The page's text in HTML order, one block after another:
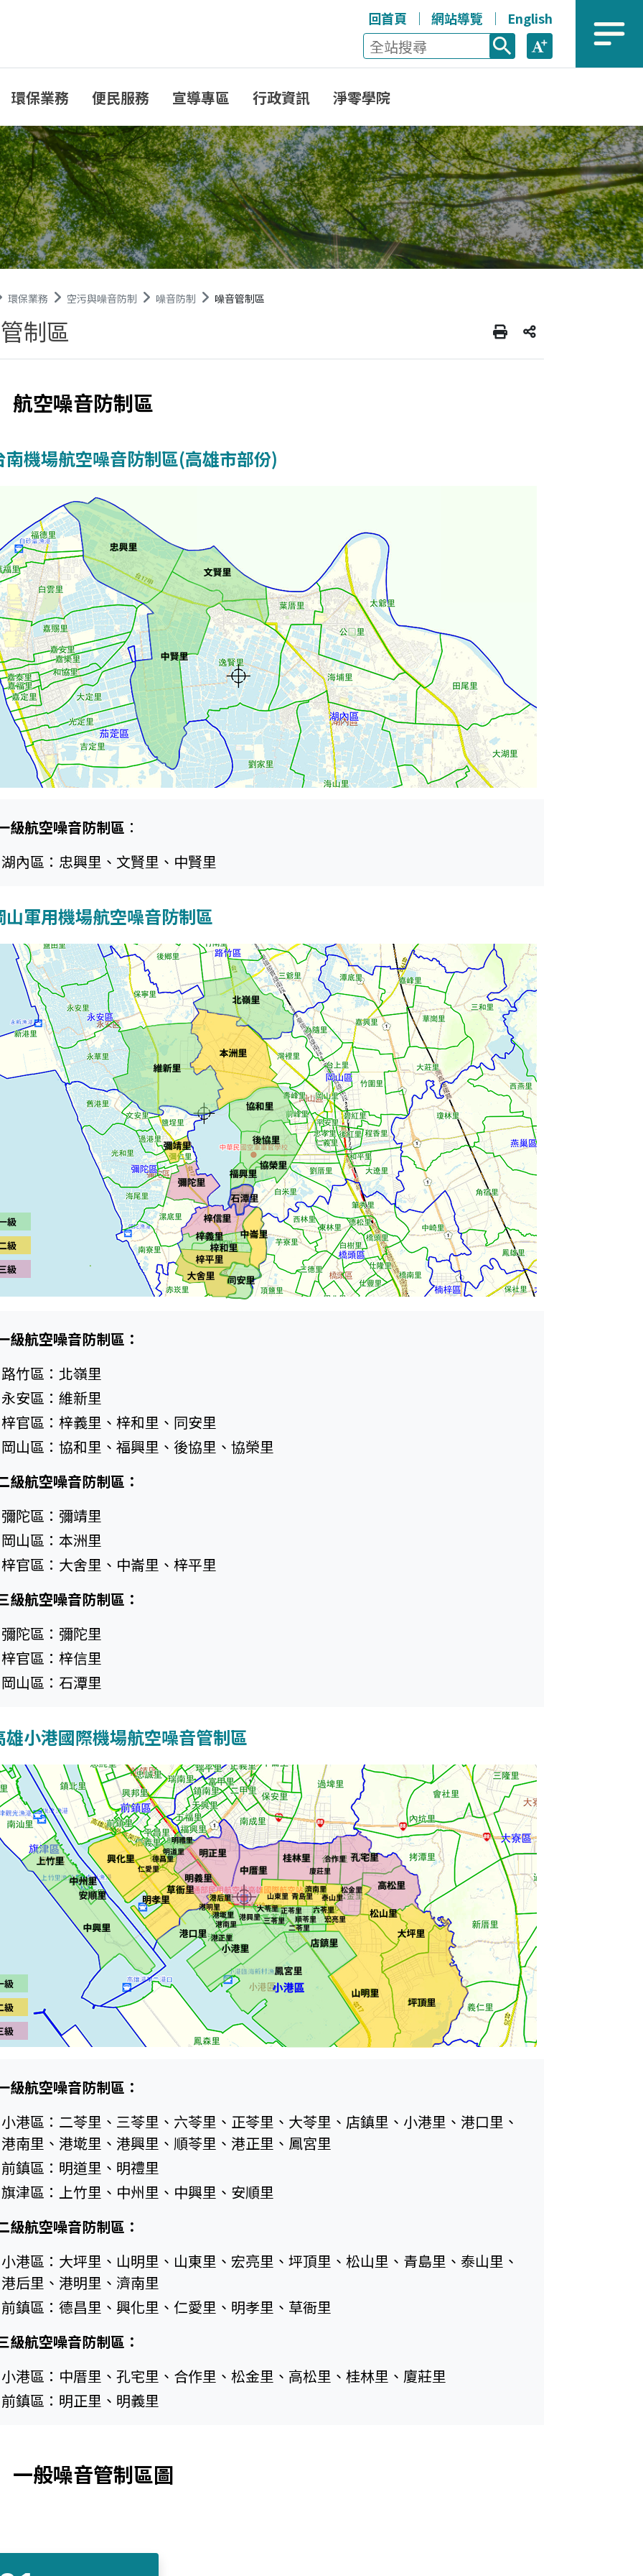
回首頁 網站導覽 English
全站搜尋 放大 選單
環保業務 便民服務 宣導專區 行政資訊 淨零學院
環保業務 空污與噪音防制 噪音防制 噪音管制區
制區
航空噪音防制區
南機場航空噪音防制區(高雄市部份)
級航空噪音防制區 ：
湖內區：忠興里、文賢里、中賢里
山軍用機場航空噪音防制區
級航空噪音防制區：
路竹區：北嶺里
永安區：維新里
梓官區：梓義里、梓和里、同安里
岡山區：協和里、福興里、後協里、協榮里
級航空噪音防制區：
彌陀區：彌靖里
岡山區：本洲里
梓官區：大舍里、中崙里、梓平里
級航空噪音防制區：
彌陀區：彌陀里
梓官區：梓信里
岡山區：石潭里
雄小港國際機場航空噪音管制區
級航空噪音防制區：
小港區：二苓里、三苓里、六苓里、正苓里、大苓里、店鎮里、小港里、港口里、
港南里、港墘里、港興里、順苓里、港正里、鳳宮里
前鎮區：明道里、明禮里
旗津區：上竹里、中州里、中興里、安順里
級航空噪音防制區：
小港區：大坪里、山明里、山東里、宏亮里、坪頂里、松山里、青島里、泰山里、
港后里、港明里、濟南里
前鎮區：德昌里、興化里、仁愛里、明孝里、草衙里
級航空噪音防制區：
小港區：中厝里、孔宅里、合作里、松金里、高松里、桂林里、廈莊里
前鎮區：明正里、明義里
一般噪音管制區圖